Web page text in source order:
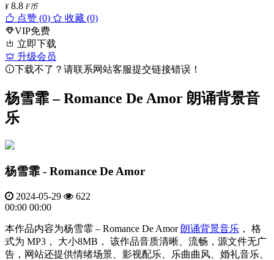
¥ 8.8 F币
点赞 (0)
收藏 (0)
VIP免费
立即下载
升级会员
下载不了？请联系网站客服提交链接错误！
杨雪霏 – Romance De Amor 朗诵背景音
乐
杨雪霏 - Romance De Amor
2024-05-29
622
00:00 00:00
本作品内容为杨雪霏 – Romance De Amor 朗诵背景音乐 ， 格
式为 MP3， 大小8MB， 该作品音质清晰、流畅，源文件无广
告，网站还提供情绪场景、影视配乐、乐曲曲风、婚礼音乐、